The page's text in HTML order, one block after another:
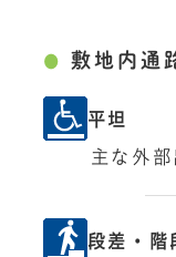
敷地内通
平坦
主な外部
段差・階